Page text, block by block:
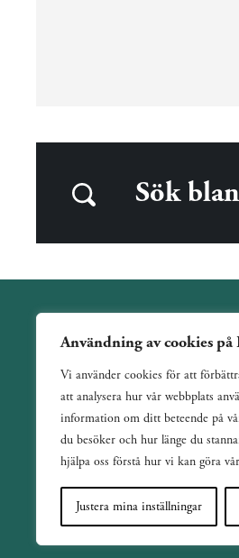
Användning av cookies
Vi använder cookies för att
att analysera hur vår webbplats
information om ditt beteende på
du besöker och hur länge du
hjälpa oss förstå hur vi kan göra
Justera mina inställningar
Sök
Wahlström & Widstrand är ett
verksamt sedan 1884. Vi har en
med ett tydligt fokus på